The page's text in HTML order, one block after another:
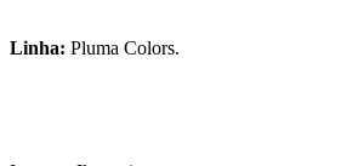
Linha: Pluma Colors.